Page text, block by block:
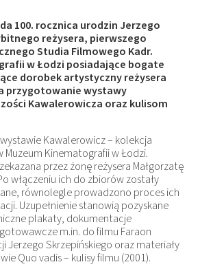
100. rocznica urodzin Jerzego
reżysera, pierwszego
Studia Filmowego Kadr.
w Łodzi posiadające bogate
dorobek artystyczny reżysera
przygotowanie wystawy
Kawalerowicza oraz kulisom
Kawalerowicz – kolekcja
Kinematografii w Łodzi.
przez żonę reżysera Małgorzatę
włączeniu ich do zbiorów zostały
równolegle prowadzono proces ich
Uzupełnienie stanowią pozyskane
plakaty, dokumentacje
m.in. do filmu Faraon
Jerzego Skrzepińskiego oraz materiały
Quo vadis – kulisy filmu (2001).